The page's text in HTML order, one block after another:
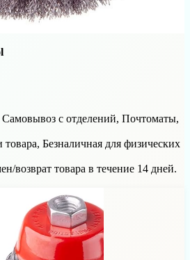
с отделений, Почтоматы,
Безналичная для физических
возврат товара в течение 14 дней.